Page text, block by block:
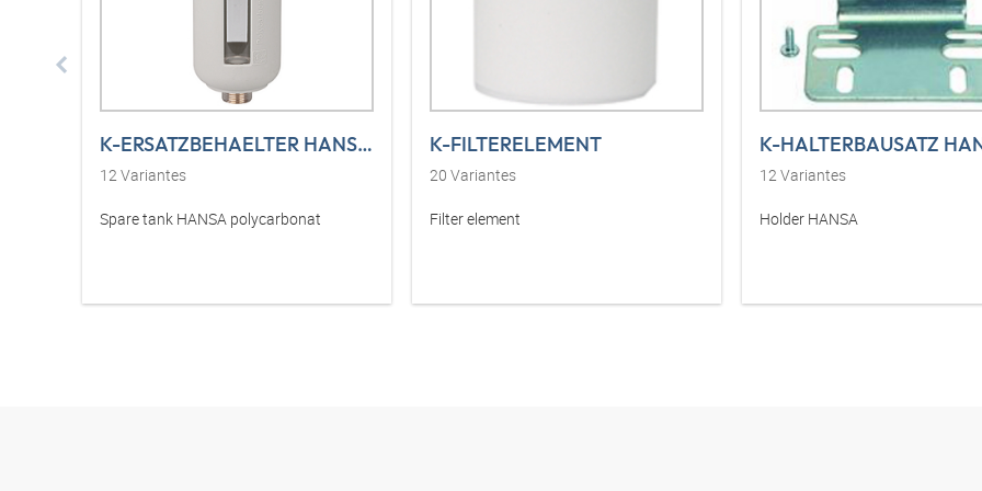
K-ERSATZBEHAELTER HANSA POLY
12 Variantes
Spare tank HANSA polycarbonat
K-FILTERELEMENT
20 Variantes
Filter element
K-HALTERBAUSATZ
12 Variantes
Holder HANSA